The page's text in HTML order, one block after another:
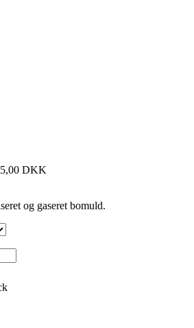
5,00 DKK
og gaseret bomuld.